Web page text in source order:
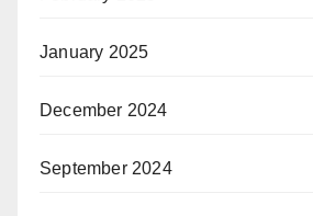
January 2025
December 2024
September 2024